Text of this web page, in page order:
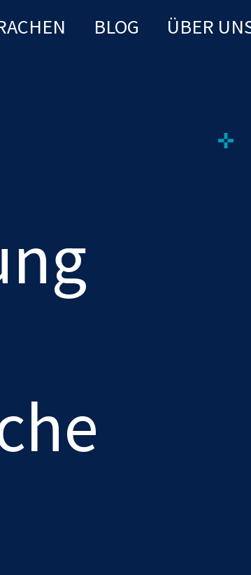
BLOG ÜBER